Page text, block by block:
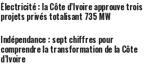
Électricité : la Côte d’Ivoire approuve trois
projets privés totalisant 735 MW
Indépendance : sept chiffres pour
comprendre la transformation de la Côte
d’Ivoire